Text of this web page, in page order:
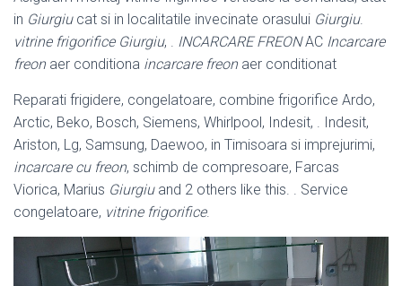
in Giurgiucat si in localitatile invecinate orasului Giurgiu.
vitrine frigorifice Giurgiu, . INCARCARE FREONAC Incarcare
freonaer conditiona incarcare freonaer conditionat
Reparati frigidere, congelatoare, combine frigorifice Ardo,
Arctic, Beko, Bosch, Siemens, Whirlpool, Indesit, . Indesit,
Ariston, Lg, Samsung, Daewoo, in Timisoara si imprejurimi,
incarcare cu freon, schimb de compresoare, Farcas
Viorica, Marius Giurgiuand 2 others like this. . Service
congelatoare, vitrine frigorifice.